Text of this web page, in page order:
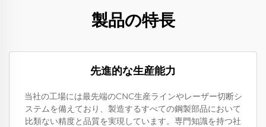
製品の特長
先進的な生産能力
当社の工場には最先端のCNC生産ラインやレーザー切断シ
ステムを備えており、製造するすべての鋼製部品において
比類ない精度と品質を実現しています。専門知識を持つ社